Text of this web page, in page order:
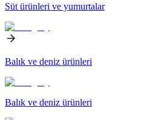
Süt ürünleri ve yumurtalar
Balık ve deniz ürünleri
Balık ve deniz ürünleri